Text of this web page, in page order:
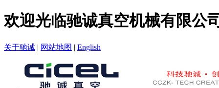
欢迎光临驰诚真空机械有限公
关于驰诚 | 网站地图 | English